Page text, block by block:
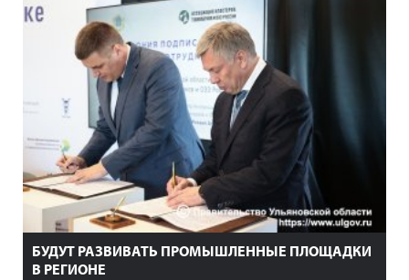
БУДУТ РАЗВИВАТЬ ПРОМЫШЛЕННЫЕ ПЛОЩАДКИ
В РЕГИОНЕ